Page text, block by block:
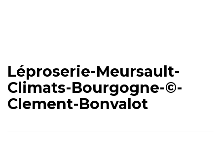
Léproserie-Meursault-
Climats-Bourgogne-©-
Clement-Bonvalot